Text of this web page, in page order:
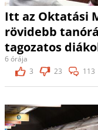
Itt az Oktatási
rövidebb
tagozatos
6 órája
3
23 113